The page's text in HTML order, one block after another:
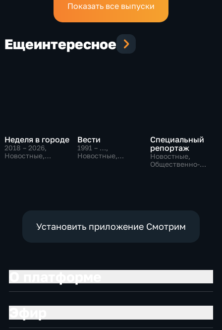
Показать все выпуски
Ещеинтересное
Неделя в городе
2018 – 2026,
Новостные,
Вести
1991 – …,
Новостные,
Специальный
репортаж
Новостные,
Общественно-
Установить приложение Смотрим